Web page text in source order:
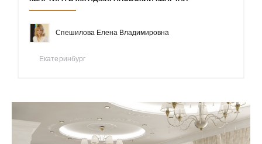
Спешилова Елена Владимировна
Екатеринбург